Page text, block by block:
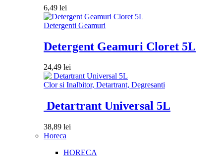
6,49 lei
Detergenti Geamuri
Detergent Geamuri Cloret 5L
24,49 lei
Clor si Inalbitor, Detartrant, Degresanti
Detartrant Universal 5L
38,89 lei
Horeca
HORECA